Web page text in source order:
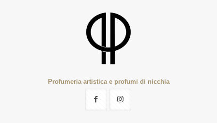
Profumeria artistica e profumi di nicchia